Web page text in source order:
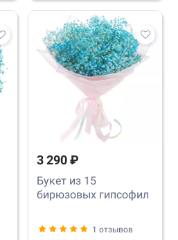
3 290 ₽
Букет из 15
бирюзовых гипсофил
1 отзывов